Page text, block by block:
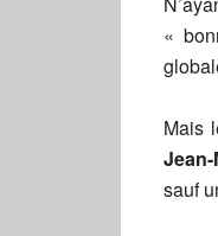
«
Mais
sauf